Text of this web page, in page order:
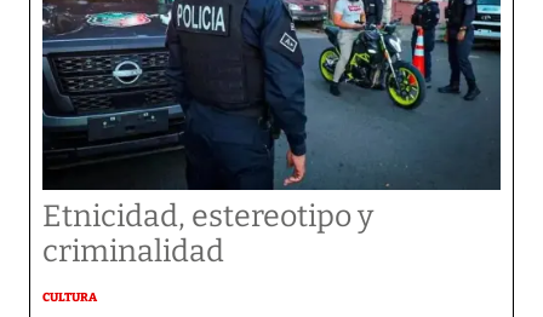
Etnicidad, estereotipo y
criminalidad
CULTURA